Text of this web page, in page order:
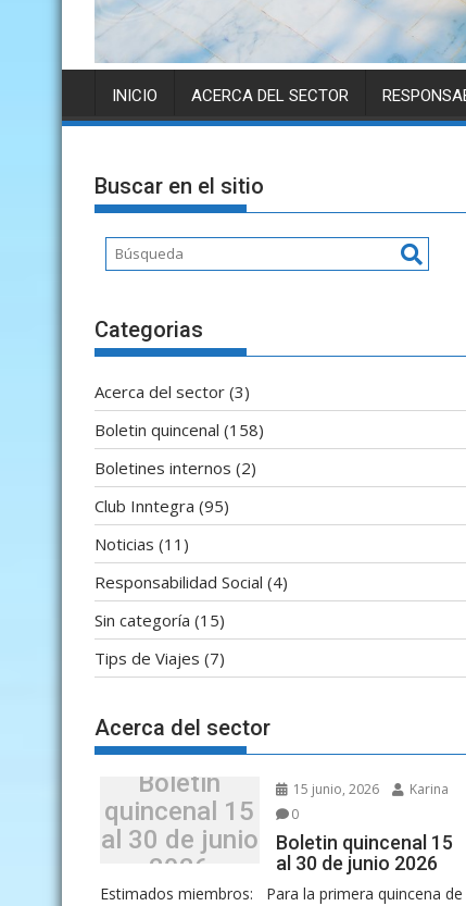
INICIO ACERCA DEL SECTOR
Buscar en el sitio
Categorias
Acerca del sector (3)
Boletin quincenal (158)
Boletines internos (2)
Club Inntegra (95)
Noticias (11)
Responsabilidad Social (4)
Sin categoría (15)
Tips de Viajes (7)
Acerca del sector
Boletin
quincenal 15
al 30 de junio
2026
15 junio, 2026
Karina
0
Boletin quincenal 15
al 30 de junio 2026
Estimados miembros: Para la primera quincena de